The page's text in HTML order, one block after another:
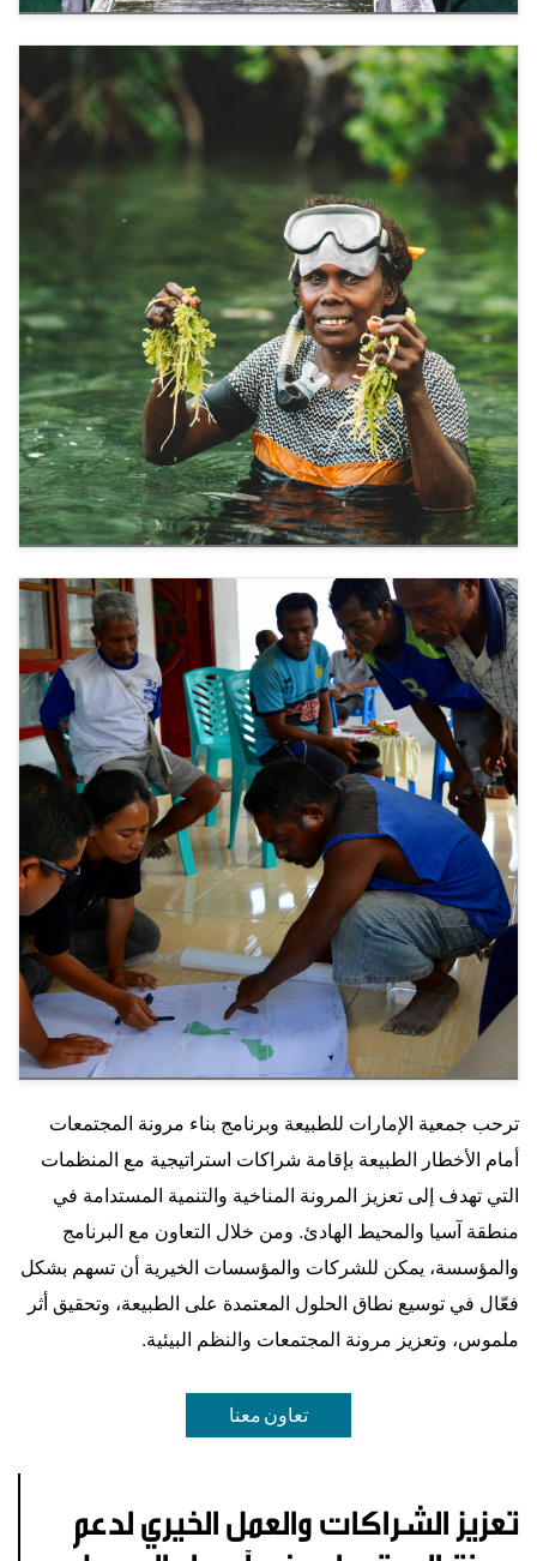
1
استعادة النظم البيئية وتحقيق دخل
مستدام
تعمل جهود استعادة السواحل من خلال إعادة تأهيل
غابات القرم على حماية المياه العذبة من تسرب مياه
البحر الناتج عن الظواهر الجوية القاسية. كما أن ربط
هذه الجهود بشراكات بين القطاعين العام والخاص،
مثل السياحة البيئية، يوفر تمويلًا مستدامًا، ويعزز
حماية النظم البيئية، ويدعم المصادر الاقتصادية
للمجتمعات المرنة أمام التغير المناخي.
2
المناظر الطبيعية المستعادة تحمي
المجتمعات وتدعم المصادر الاقتصادية
يساهم زراعة خيار البحر والجريب البحري في
الشعاب المرجانية وغابات القرم المستعادة في تعزيز
المصادر الاقتصادية، كما يساعد في تقليل ارتفاع
الأمواج، والتخفيف من آثار العواصف، والحد من
تسرب مياه البحر المالحة.
3 إجراءات الاستعداد للكوارث
يعزز التخطيط المجتمعي لإدارة المخاطر، بما في ذلك
الحلول القائمة على الطبيعة المعتمدة محليًا، جنبًا إلى
جنب مع خرائط الضعف وأنظمة الإنذار المبكر، حماية
المجتمعات أثناء الظواهر الجوية القاسية.
ترحب جمعية الإمارات للطبيعة وبرنامج بناء مرونة المجتمعات
أمام الأخطار الطبيعة بإقامة شراكات استراتيجية مع المنظمات
التي تهدف إلى تعزيز المرونة المناخية والتنمية المستدامة في
منطقة آسيا والمحيط الهادئ. ومن خلال التعاون مع البرنامج
والمؤسسة، يمكن للشركات والمؤسسات الخيرية أن تسهم بشكل
فعّال في توسيع نطاق الحلول المعتمدة على الطبيعة، وتحقيق أثر
ملموس، وتعزيز مرونة المجتمعات والنظم البيئية.
تعاون معنا
تعزيز الشراكات والعمل الخيري لدعم